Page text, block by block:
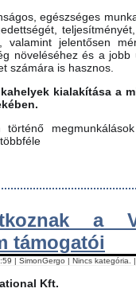
egészséges
valamint jelentősen
növeléséhez és a
számára is hasznos.
kialakítása a
történő
a
támogatói
| SimonGergo | Nincs kategória. |
Kft.